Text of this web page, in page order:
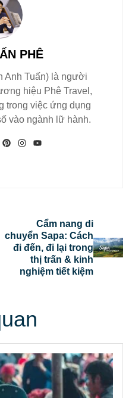
PHÊ
Anh Tuấn) là người
hiệu Phê Travel,
trong việc ứng dụng
vào ngành lữ hành.
Cẩm nang di
chuyển Sapa: Cách
đi đến, đi lại trong
thị trấn & kinh
nghiệm tiết kiệm